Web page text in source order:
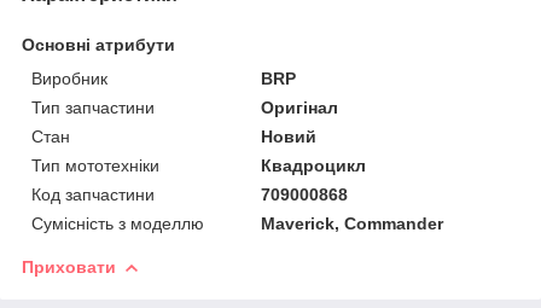
Основні атрибути
Виробник
BRP
Тип запчастини
Оригінал
Стан
Новий
Тип мототехніки
Квадроцикл
Код запчастини
709000868
Сумісність з моделлю
Maverick, Commander
Приховати